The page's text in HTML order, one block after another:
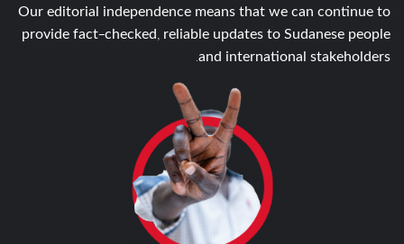
Our editorial independence means that we can continue to
provide fact-checked, reliable updates to Sudanese people
and international stakeholders.